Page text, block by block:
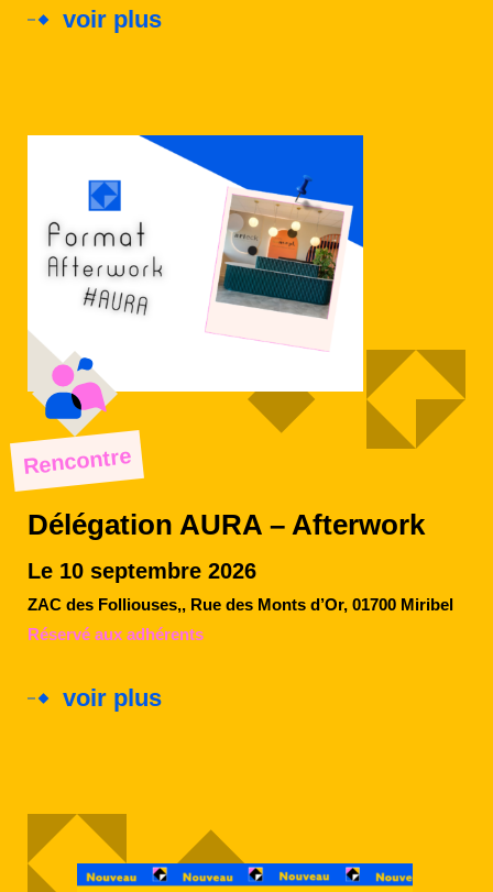
voir plus
Rencontre
Délégation AURA – Afterwork
Le 10 septembre 2026
ZAC des Folliouses,, Rue des Monts d’Or, 01700 Miribel
Réservé aux adhérents
voir plus